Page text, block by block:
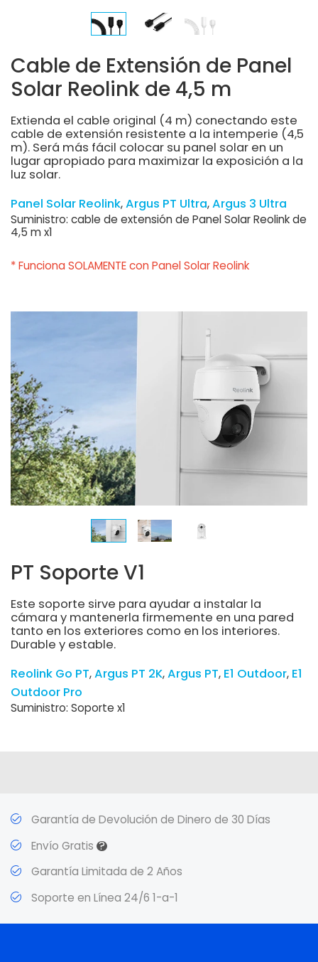
Cable de Extensión de Panel
Solar Reolink de 4,5 m
Extienda el cable original (4 m) conectando este
cable de extensión resistente a la intemperie (4,5
m). Será más fácil colocar su panel solar en un
lugar apropiado para maximizar la exposición a la
luz solar.
Panel Solar Reolink Argus PT Ultra Argus 3 Ultra
Suministro: cable de extensión de Panel Solar Reolink de
4,5 m x1
* Funciona SOLAMENTE con Panel Solar Reolink
PT Soporte V1
Este soporte sirve para ayudar a instalar la
cámara y mantenerla firmemente en una pared
tanto en los exteriores como en los interiores.
Durable y estable.
Reolink Go PT Argus PT 2K Argus PT E1 Outdoor E1
Outdoor Pro
Suministro: Soporte x1
Garantía de Devolución de Dinero de 30 Días
Envío Gratis ?
Garantía Limitada de 2 Años
Soporte en Línea 24/6 1-a-1